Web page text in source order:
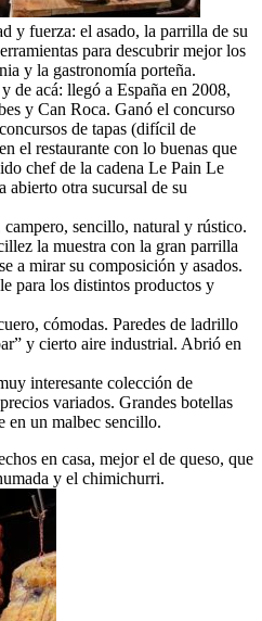
y fuerza: el asado, la parrilla de su
para descubrir mejor los
y la gastronomía porteña.
de acá: llegó a España en 2008,
y Can Roca. Ganó el concurso
de tapas (difícil de
el restaurante con lo buenas que
chef de la cadena Le Pain Le
otra sucursal de su
sencillo, natural y rústico.
la muestra con la gran parrilla
a mirar su composición y asados.
para los distintos productos y
cómodas. Paredes de ladrillo
y cierto aire industrial. Abrió en
interesante colección de
variados. Grandes botellas
en un malbec sencillo.
en casa, mejor el de queso, que
y el chimichurri.